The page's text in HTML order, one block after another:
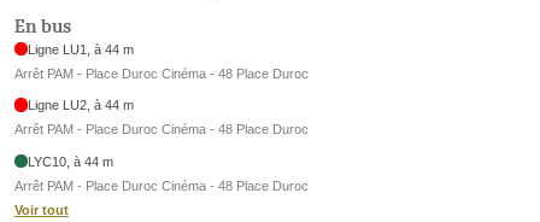
En bus
Ligne LU1, à 44 m
Arrêt PAM - Place Duroc Cinéma - 48 Place Duroc
Ligne LU2, à 44 m
Arrêt PAM - Place Duroc Cinéma - 48 Place Duroc
LYC10, à 44 m
Arrêt PAM - Place Duroc Cinéma - 48 Place Duroc
Voir tout